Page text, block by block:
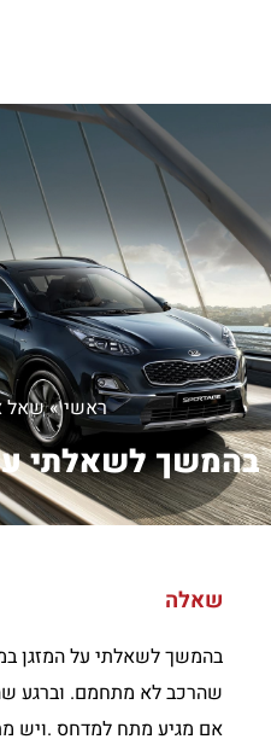
ראשי»שאל
שאלה
בהמשך לשאלתי על המזגן
שהרכב לא מתחמם. וברגע
אם מגיע מתח למדחס .ויש